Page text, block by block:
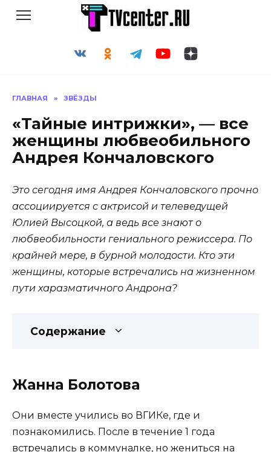
ГЛАВНАЯ » ЗВЁЗДЫ
«Тайные интрижки», — все
женщины любвеобильного
Андрея Кончаловского
Это сегодня имя Андрея Кончаловского прочно
ассоциируется с актрисой и телеведущей
Юлией Высоцкой, а ведь все знают о
любвеобильности гениального режиссера. По
крайней мере, в бурной молодости. Кто эти
женщины, которые встречались на жизненном
пути харазматичного Андрона?
Содержание
Жанна Болотова
Они вместе учились во ВГИКе, где и
познакомились. После в течение 1 года
встречались в коммуналке, но жениться на